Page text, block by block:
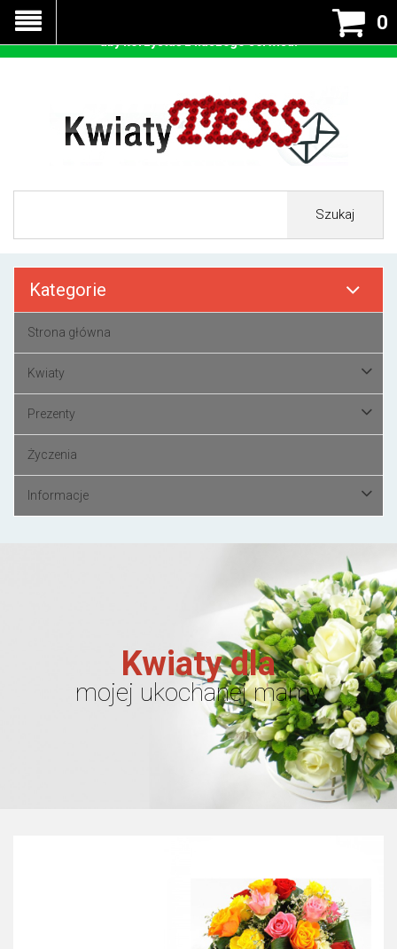
0
Szukaj
Kategorie
Strona główna
Kwiaty
Prezenty
Życzenia
Informacje
Kwiaty dla
mojej ukochanej mamy
Nasza strona korzysta z cookies - czyli tzw ciastek w celu
prawidłowego działania. Zaakceptuj przyjmowanie cookies
aby korzystać z naszego serwisu.